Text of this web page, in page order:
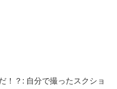
！？: 自分で撮ったスクショ